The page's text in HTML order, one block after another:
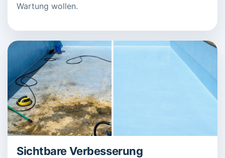
Wartung wollen.
Sichtbare Verbesserung